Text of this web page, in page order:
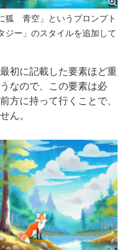
青空」というプロンプト
ジー」のスタイルを追加して
初に記載した要素ほど重
なので、この要素は必
に持って行くことで、
ん。